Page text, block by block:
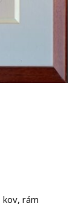
kov, rám